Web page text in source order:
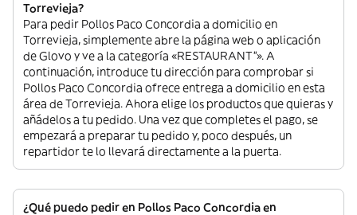
Torrevieja?
Para pedir Pollos Paco Concordia a domicilio en
Torrevieja, simplemente abre la página web o aplicación
de Glovo y ve a la categoría «RESTAURANT”». A
continuación, introduce tu dirección para comprobar si
Pollos Paco Concordia ofrece entrega a domicilio en esta
área de Torrevieja. Ahora elige los productos que quieras y
añádelos a tu pedido. Una vez que completes el pago, se
empezará a preparar tu pedido y, poco después, un
repartidor te lo llevará directamente a la puerta.
¿Qué puedo pedir en Pollos Paco Concordia en